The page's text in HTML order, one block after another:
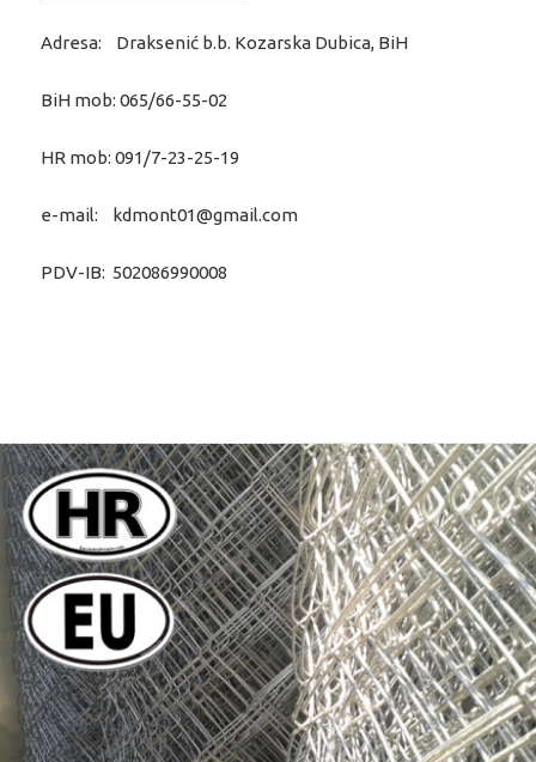
Adresa: Draksenić b.b. Kozarska Dubica, BiH
BiH mob: 065/66-55-02
HR mob: 091/7-23-25-19
e-mail: kdmont01@gmail.com
PDV-IB: 502086990008